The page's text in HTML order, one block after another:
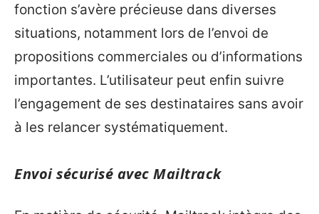
fonction s’avère précieuse dans diverses
situations, notamment lors de l’envoi de
propositions commerciales ou d’informations
importantes. L’utilisateur peut enfin suivre
l’engagement de ses destinataires sans avoir
à les relancer systématiquement.
Envoi sécurisé avec Mailtrack